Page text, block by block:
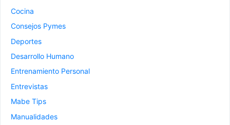
Cocina
Consejos Pymes
Deportes
Desarrollo Humano
Entrenamiento Personal
Entrevistas
Mabe Tips
Manualidades